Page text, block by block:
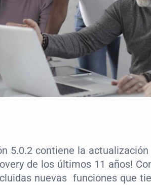
5.0.2 contiene la
de los últimos 11 años!
nuevas  funciones que